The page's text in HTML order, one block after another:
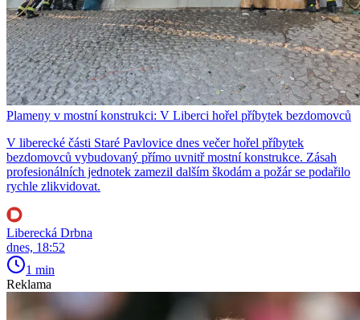
Plameny v mostní konstrukci: V Liberci hořel příbytek bezdomovců
V liberecké části Staré Pavlovice dnes večer hořel příbytek
bezdomovců vybudovaný přímo uvnitř mostní konstrukce. Zásah
profesionálních jednotek zamezil dalším škodám a požár se podařilo
rychle zlikvidovat.
Liberecká Drbna
dnes, 18:52
1 min
Reklama